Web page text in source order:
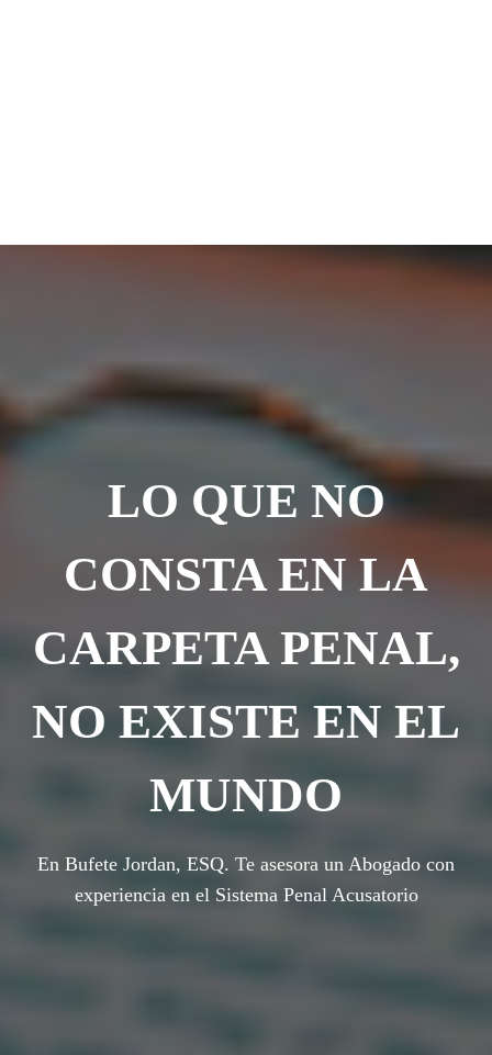
LO QUE NO
CONSTA EN LA
CARPETA PENAL,
NO EXISTE EN EL
MUNDO
En Bufete Jordan, ESQ. Te asesora un Abogado con
experiencia en el Sistema Penal Acusatorio